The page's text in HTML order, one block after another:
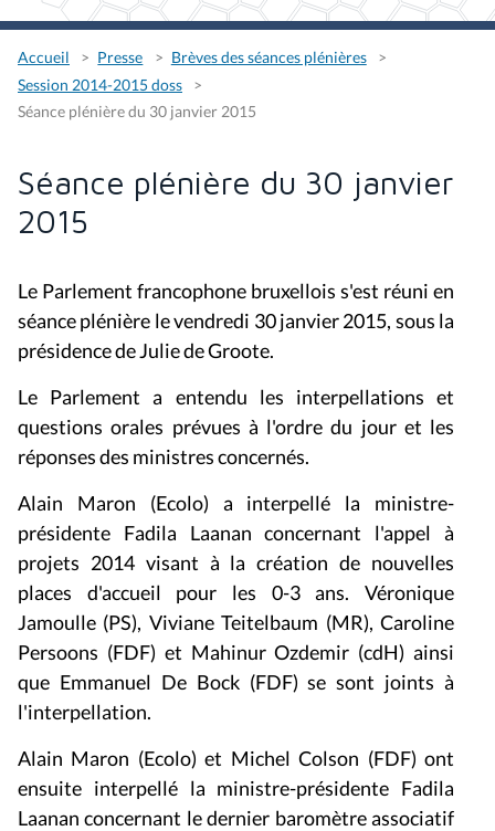
Accueil Presse
Brèves des séances plénières
Session 2014-2015 doss
Séance plénière du 30 janvier 2015
Séance plénière du 30 janvier
2015
Le Parlement francophone bruxellois s'est réuni en
séance plénière le vendredi 30 janvier 2015, sous la
présidence de Julie de Groote.
Le Parlement a entendu les interpellations et
questions orales prévues à l'ordre du jour et les
réponses des ministres concernés.
Alain Maron (Ecolo) a interpellé la ministre-
présidente Fadila Laanan concernant l'appel à
projets 2014 visant à la création de nouvelles
places d'accueil pour les 0-3 ans. Véronique
Jamoulle (PS), Viviane Teitelbaum (MR), Caroline
Persoons (FDF) et Mahinur Ozdemir (cdH) ainsi
que Emmanuel De Bock (FDF) se sont joints à
l'interpellation.
Alain Maron (Ecolo) et Michel Colson (FDF) ont
ensuite interpellé la ministre-présidente Fadila
Laanan concernant le dernier baromètre associatif